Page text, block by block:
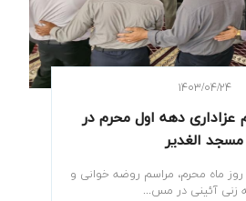
۱۴۰۳/۰۴/۲۴
عزاداری دهه اول محرم در
مسجد الغدیر
ماه محرم، مراسم روضه خوانی و
زنی آئینی در مس...